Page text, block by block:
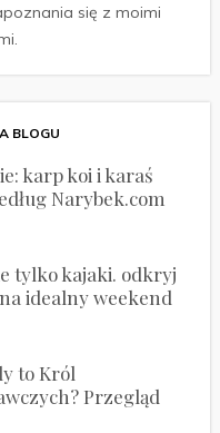
się z moimi
BLOGU
karp koi i karaś
Narybek.com
tylko kajaki. odkryj
idealny weekend
to Król
Przegląd